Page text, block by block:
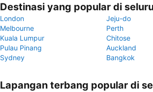
Destinasi yang popular di
London
Jeju-do
Melbourne
Perth
Kuala Lumpur
Chitose
Pulau Pinang
Auckland
Sydney
Bangkok
Lapangan terbang popular di